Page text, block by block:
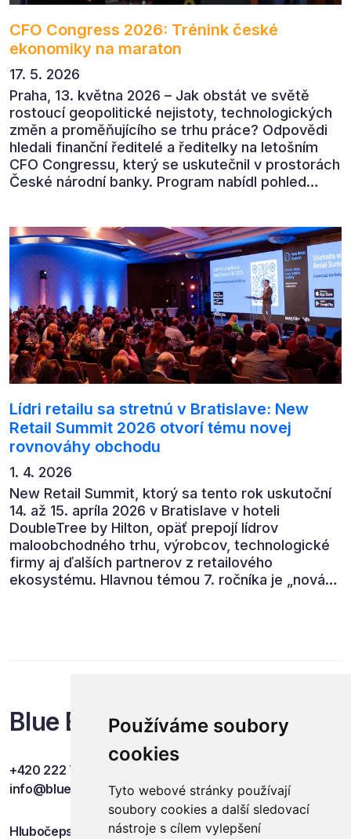
Používáme soubory
cookies
Tyto webové stránky používají
soubory cookies a další sledovací
nástroje s cílem vylepšení
CFO Congress 2026: Trénink české
ekonomiky na maraton
17. 5. 2026
Praha, 13. května 2026 – Jak obstát ve světě
rostoucí geopolitické nejistoty, technologických
změn a proměňujícího se trhu práce? Odpovědi
hledali finanční ředitelé a ředitelky na letošním
CFO Congressu, který se uskutečnil v prostorách
České národní banky. Program nabídl pohled
automatizaci, leadership i budoucnost role CFO.
Lídri retailu sa stretnú v Bratislave: New
Retail Summit 2026 otvorí tému novej
rovnováhy obchodu
1. 4. 2026
New Retail Summit, ktorý sa tento rok uskutoční
14. až 15. apríla 2026 v Bratislave v hoteli
DoubleTree by Hilton, opäť prepojí lídrov
maloobchodného trhu, výrobcov, technologické
firmy aj ďalších partnerov z retailového
ekosystému. Hlavnou témou 7. ročníka je „nová
Blue Events
+420 222 749 841
info@blueevents.eu
Hlubočepská 701/38c